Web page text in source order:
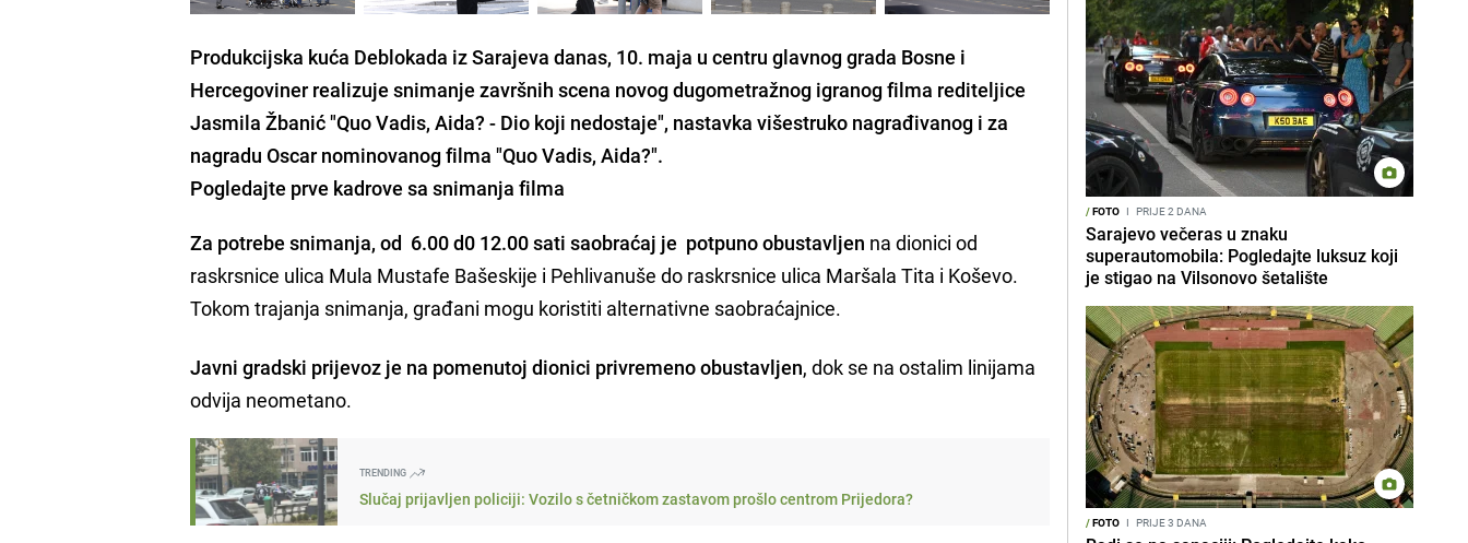
Produkcijska kuća Deblokada iz Sarajeva danas, 10. maja u centru glavnog grada Bosne i
Hercegoviner realizuje snimanje završnih scena novog dugometražnog igranog filma rediteljice
Jasmila Žbanić "Quo Vadis, Aida? - Dio koji nedostaje", nastavka višestruko nagrađivanog i za
nagradu Oscar nominovanog filma "Quo Vadis, Aida?".
Pogledajte prve kadrove sa snimanja filma
Za potrebe snimanja, od 6.00 d0 12.00 sati saobraćaj je potpuno obustavljen na dionici od
raskrsnice ulica Mula Mustafe Bašeskije i Pehlivanuše do raskrsnice ulica Maršala Tita i Koševo.
Tokom trajanja snimanja, građani mogu koristiti alternativne saobraćajnice.
Javni gradski prijevoz je na pomenutoj dionici privremeno obustavljen, dok se na ostalim linijama
odvija neometano.
TRENDING
Slučaj prijavljen policiji: Vozilo s četničkom zastavom prošlo centrom Prijedora?
/FOTO I PRIJE 2 DANA
Sarajevo večeras u znaku
superautomobila: Pogledajte luksuz koji
je stigao na Vilsonovo šetalište
/FOTO I PRIJE 3 DANA